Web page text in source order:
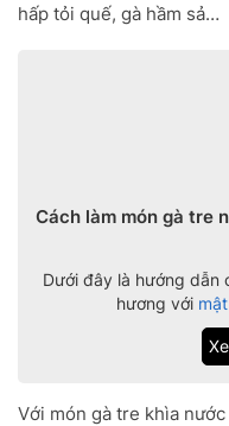
hấp tỏi quế, gà hầm sả…
Cách làm món gà tre
Dưới đây là hướng dẫn
hương với
Với món gà tre khìa